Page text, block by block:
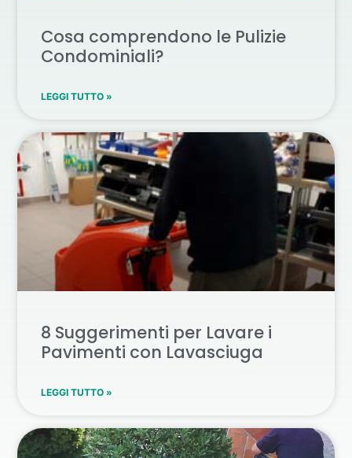
Cosa comprendono le Pulizie
Condominiali?
LEGGI TUTTO »
8 Suggerimenti per Lavare i
Pavimenti con Lavasciuga
LEGGI TUTTO »